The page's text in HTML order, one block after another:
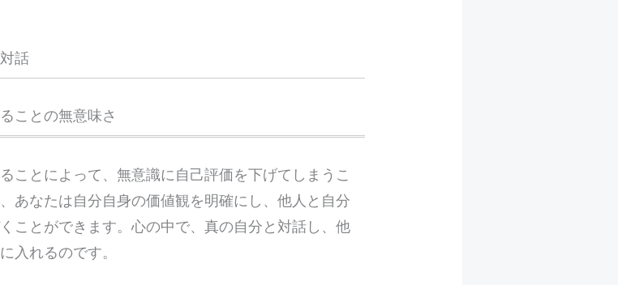
話
ことの無意味さ
ことによって、無意識に自己評価を下げてしまうこ
あなたは自分自身の価値観を明確にし、他人と自分
ことができます。心の中で、真の自分と対話し、他
入れるのです。